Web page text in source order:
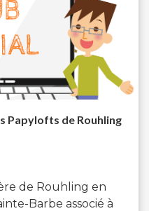
Papylofts de Rouhling
de Rouhling en
Barbe associé à